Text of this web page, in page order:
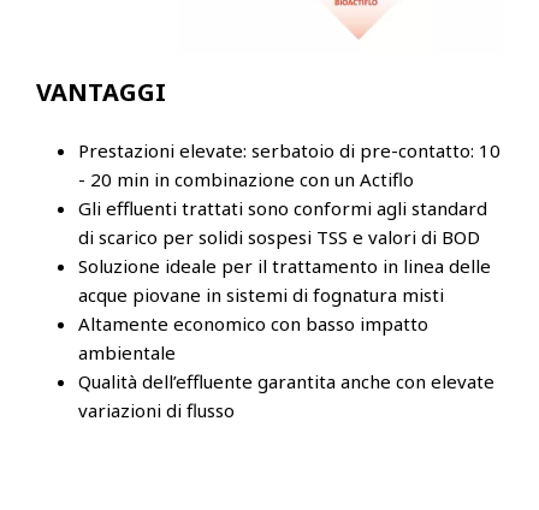
VANTAGGI
Prestazioni elevate: serbatoio di pre-contatto: 10
- 20 min in combinazione con un Actiflo
Gli effluenti trattati sono conformi agli standard
di scarico per solidi sospesi TSS e valori di BOD
Soluzione ideale per il trattamento in linea delle
acque piovane in sistemi di fognatura misti
Altamente economico con basso impatto
ambientale
Qualità dell’effluente garantita anche con elevate
variazioni di flusso